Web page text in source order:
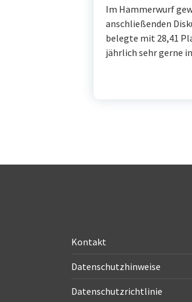
Im Hammerwurf
anschließenden
belegte mit 28,41
jährlich sehr gerne
Kontakt
Datenschutzhinweise
Datenschutzrichtlinie